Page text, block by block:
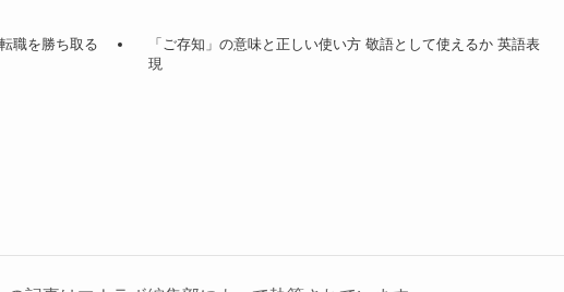
職を勝ち取る
「ご存知」の意味と正しい使い方 敬語として使えるか 英語表
現